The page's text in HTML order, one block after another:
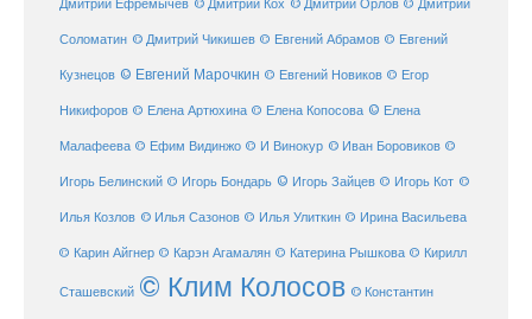
Дмитрий Ефремычев © Дмитрий Кох © Дмитрий Орлов © Дмитрий
Соломатин © Дмитрий Чикишев © Евгений Абрамов © Евгений
Кузнецов © Евгений Марочкин © Евгений Новиков © Егор
Никифоров © Елена Артюхина © Елена Копосова © Елена
Малафеева © Ефим Видинжо © И Винокур © Иван Боровиков ©
Игорь Белинский © Игорь Бондарь © Игорь Зайцев © Игорь Кот ©
Илья Козлов © Илья Сазонов © Илья Улиткин © Ирина Васильева
© Карин Айгнер © Карэн Агамалян © Катерина Рышкова © Кирилл
Сташевский © Клим Колосов © Константин